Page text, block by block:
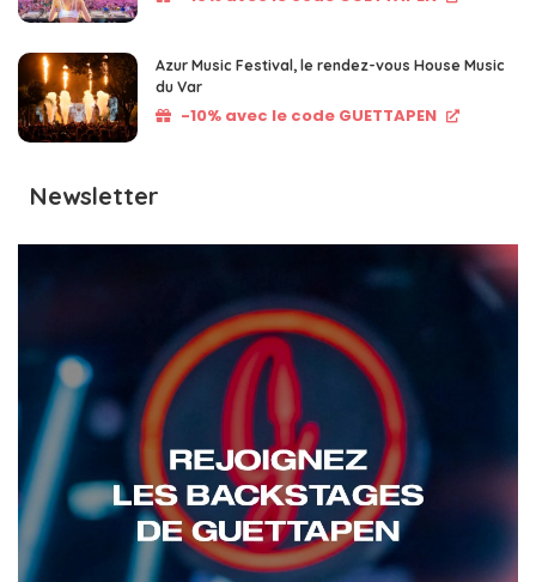
Azur Music Festival, le rendez-vous House Music
du Var
-10% avec le code GUETTAPEN
Newsletter